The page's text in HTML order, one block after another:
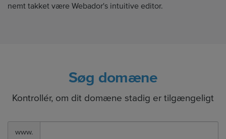
nemt takket være Webador's intuitive editor.
Søg domæne
Kontrollér, om dit domæne stadig er tilgængeligt
www.